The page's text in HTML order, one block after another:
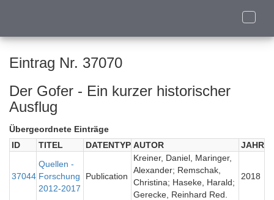
Toggle
Eintrag Nr. 37070
Der Gofer - Ein kurzer historischer
Ausflug
Übergeordnete Einträge
ID
TITEL DATENTYP AUTOR JAHR
37044
Quellen -
Forschung
2012-2017
Publication
Kreiner, Daniel, Maringer,
Alexander; Remschak,
Christina; Haseke, Harald;
Gerecke, Reinhard Red.
2018